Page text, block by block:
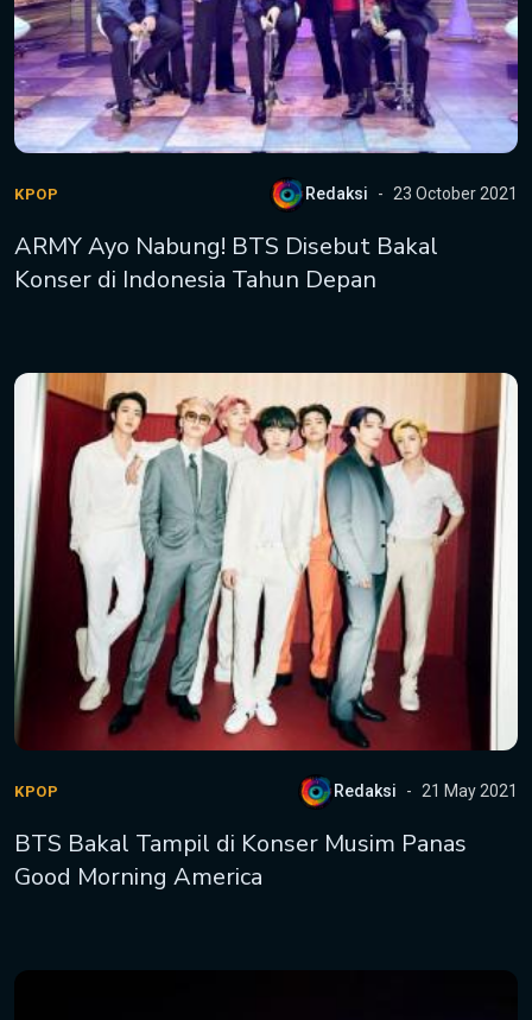
KPOP Redaksi 23 October 2021
ARMY Ayo Nabung! BTS Disebut Bakal
Konser di Indonesia Tahun Depan
KPOP Redaksi 21 May 2021
BTS Bakal Tampil di Konser Musim Panas
Good Morning America